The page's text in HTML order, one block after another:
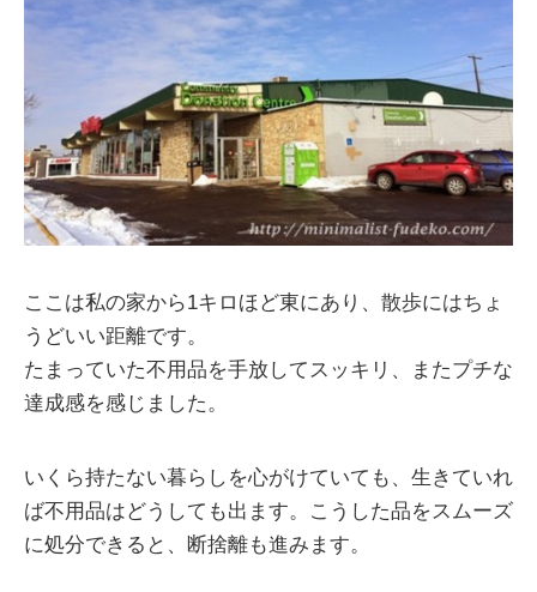
ここは私の家から1キロほど東にあり、散歩にはちょ
うどいい距離です。
たまっていた不用品を手放してスッキリ、またプチな
達成感を感じました。
いくら持たない暮らしを心がけていても、生きていれ
ば不用品はどうしても出ます。こうした品をスムーズ
に処分できると、断捨離も進みます。